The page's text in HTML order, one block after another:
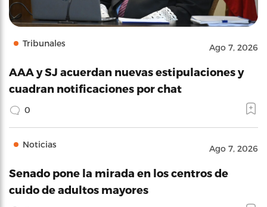
Tribunales Ago 7, 2026
AAA y SJ acuerdan nuevas estipulaciones y
cuadran notificaciones por chat
0
Noticias Ago 7, 2026
Senado pone la mirada en los centros de
cuido de adultos mayores